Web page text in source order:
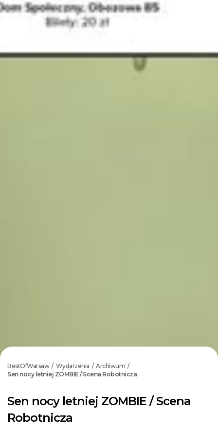
BestOfWarsaw / Wydarzenia / Archiwum /
Sen nocy letniej ZOMBIE / Scena Robotnicza
Sen nocy letniej ZOMBIE / Scena
Robotnicza